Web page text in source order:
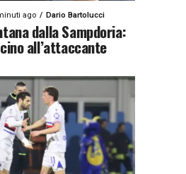
ago Dario Bartolucci
dalla Sampdoria:
all’attaccante